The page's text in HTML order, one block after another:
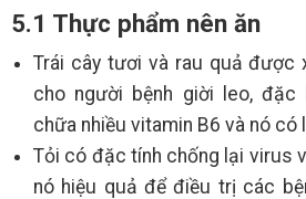
5.1 Thực phẩm nên ăn
Trái cây tươi và rau quả được
cho người bệnh giời leo, đặc
chữa nhiều vitamin B6 và nó có
Tỏi có đặc tính chống lại virus
nó hiệu quả để điều trị các